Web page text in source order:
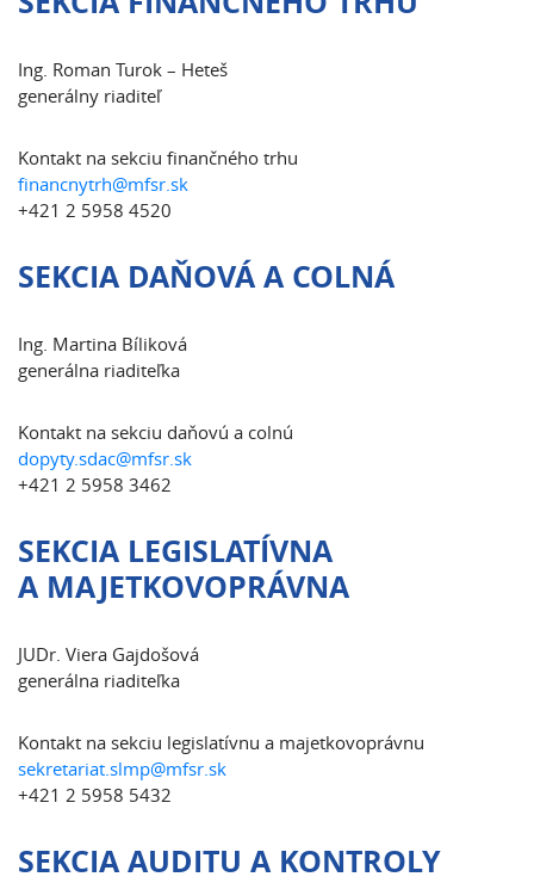
Ing. Roman Turok – Heteš
generálny riaditeľ
Kontakt na sekciu finančného trhu
financnytrh@mfsr.sk
+421 2 5958 4520
SEKCIA DAŇOVÁ A COLNÁ
Ing. Martina Bíliková
generálna riaditeľka
Kontakt na sekciu daňovú a colnú
dopyty.sdac@mfsr.sk
+421 2 5958 3462
SEKCIA LEGISLATÍVNA
A MAJETKOVOPRÁVNA
JUDr. Viera Gajdošová
generálna riaditeľka
Kontakt na sekciu legislatívnu a majetkovoprávnu
sekretariat.slmp@mfsr.sk
+421 2 5958 5432
SEKCIA AUDITU A KONTROLY